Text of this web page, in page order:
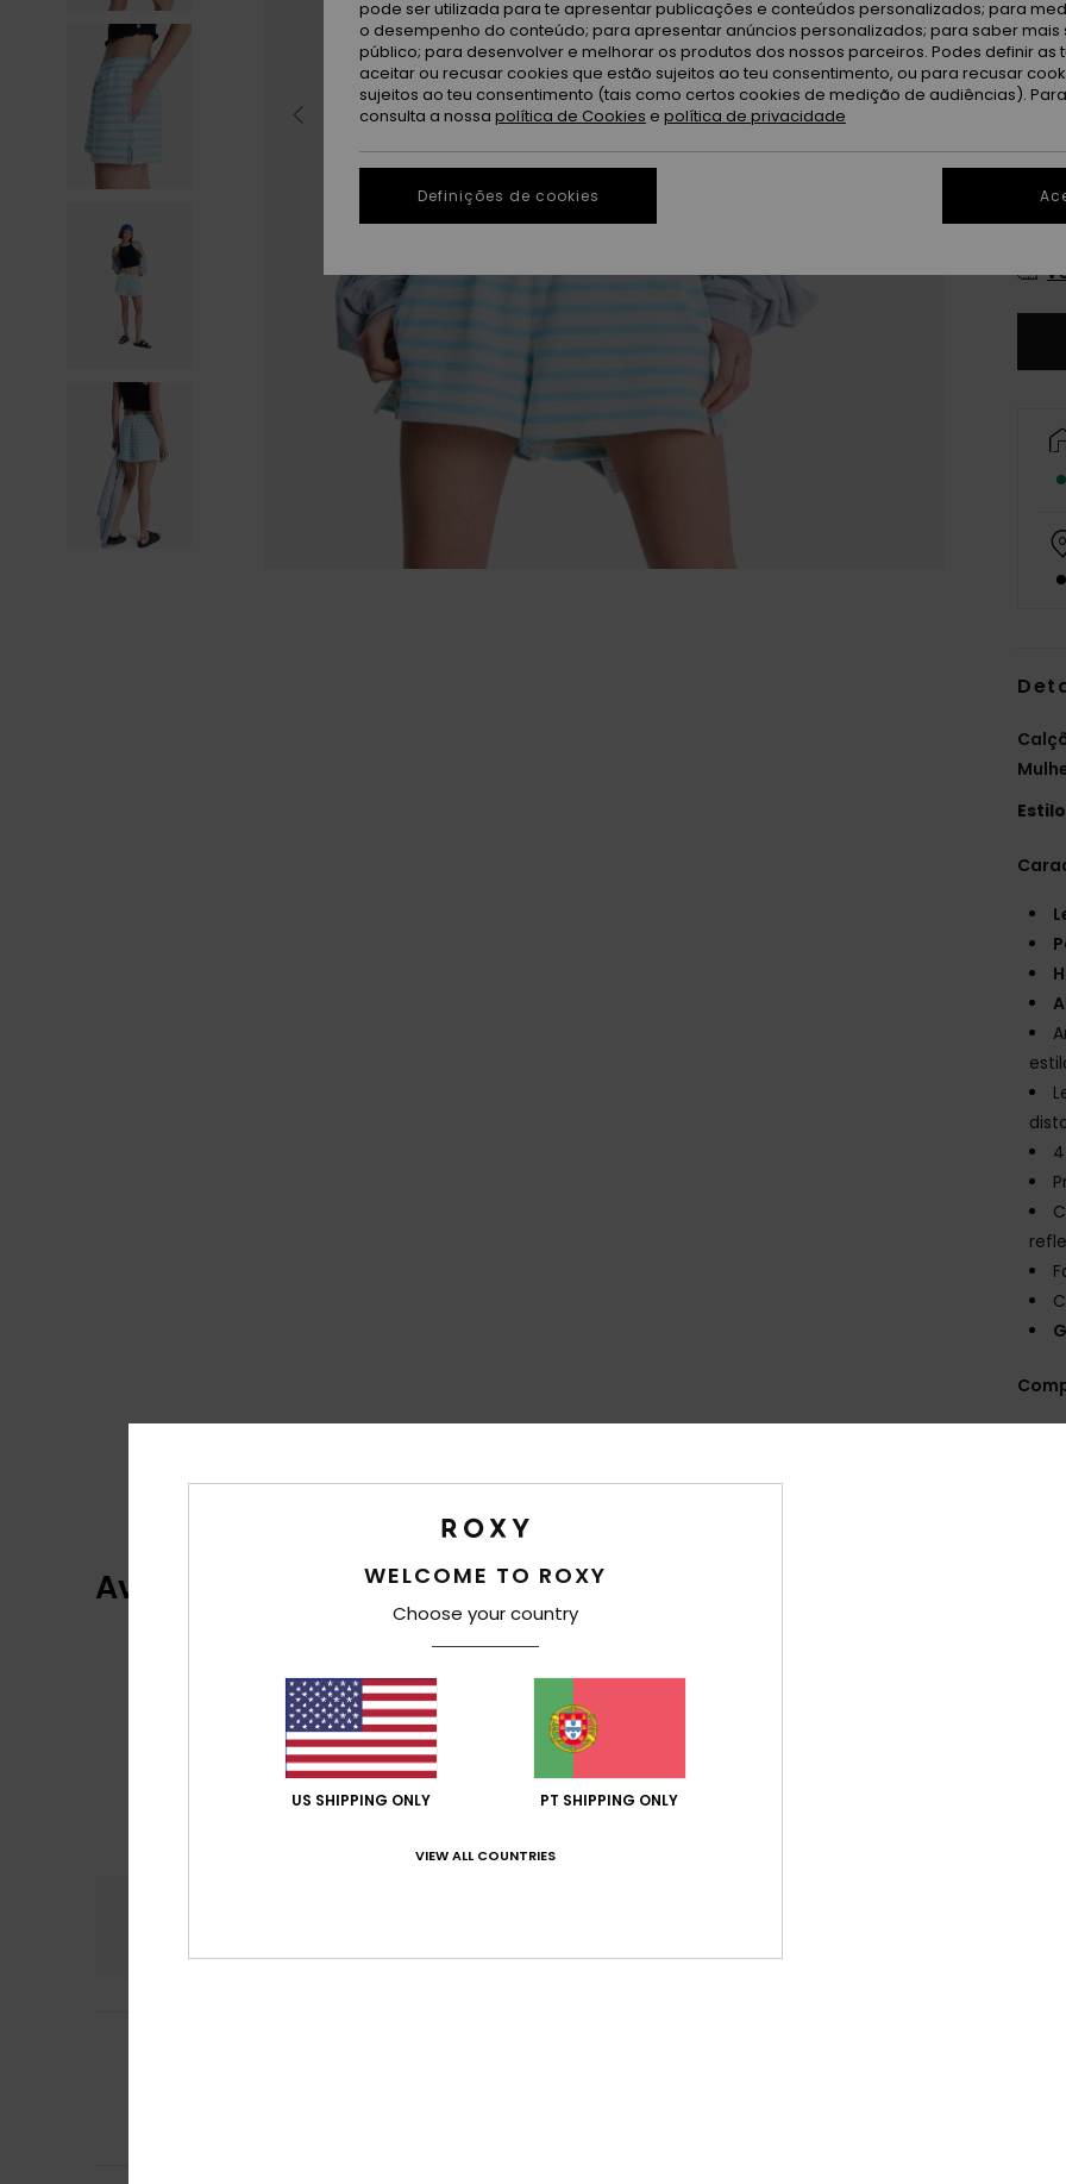
Cor
Estilo
Avaliações dos clientesWELCOME TO ROXY
Choose your country
US SHIPPING ONLY PT SHIPPING ONLY
VIEW ALL COUNTRIES
pode ser utilizada para te apresentar publicações e conteúdos personalizados; para
o desempenho do conteúdo; para apresentar anúncios personalizados; para saber mais
público; para desenvolver e melhorar os produtos dos nossos parceiros. Podes definir as
aceitar ou recusar cookies que estão sujeitos ao teu consentimento, ou para recusar
sujeitos ao teu consentimento (tais como certos cookies de medição de audiências).
consulta a nossa política de Cookies e política de privacidade
Definições de cookies